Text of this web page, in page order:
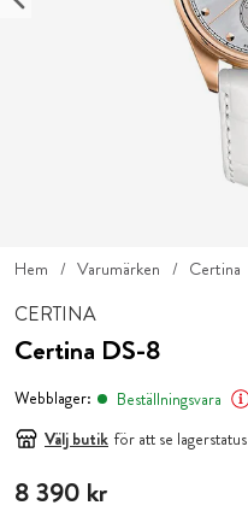
Hem Varumärken Certina
CERTINA
Certina DS-8
Webblager:
Beställningsvara
Välj butik för att se lagerstatus
Pris:8 390 kr
8 390 kr